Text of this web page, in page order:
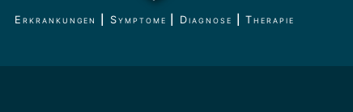
Erkrankungen Symptome Diagnose |Therapie